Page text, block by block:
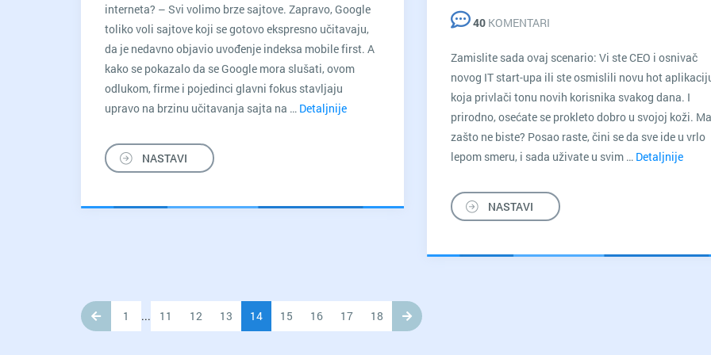
interneta? – Svi volimo brze sajtove. Zapravo, Google
toliko voli sajtove koji se gotovo ekspresno učitavaju,
da je nedavno objavio uvođenje indeksa mobile first. A
kako se pokazalo da se Google mora slušati, ovom
odlukom, firme i pojedinci glavni fokus stavljaju
upravo na brzinu učitavanja sajta na … Detaljnije
previše
NASTAVI
40 KOMENTARI
Zamislite sada ovaj scenario: Vi ste CEO i osnivač
novog IT start-upa ili ste osmislili novu hot
koja privlači tonu novih korisnika svakog dana. I
prirodno, osećate se prokleto dobro u svojoj koži.
zašto ne biste? Posao raste, čini se da sve ide u vrlo
lepom smeru, i sada uživate u svim … Detaljnije
svaki
NASTAVI
1 ... 11 12 13 14 15 16 17 18